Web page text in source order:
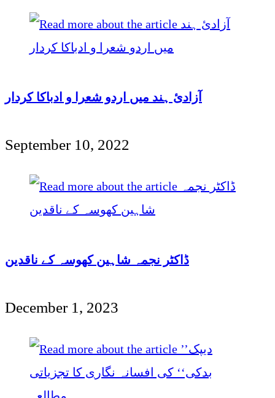
آزادیٔ ہند میں اردو شعرا و ادباکا کردار
September 10, 2022
ڈاکٹر نجمہ شاہین کھوسہ کے ناقدین
December 1, 2023